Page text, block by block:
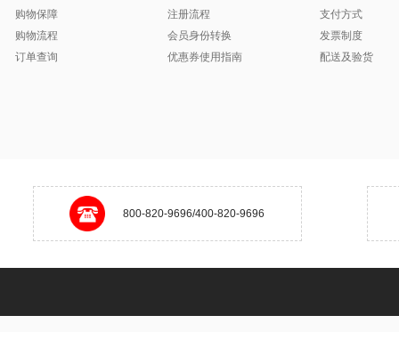
购物保障
购物流程
订单查询
注册流程
会员身份转换
优惠券使用指南
支付方式
发票制度
配送及验货
800-820-9696/400-820-9696